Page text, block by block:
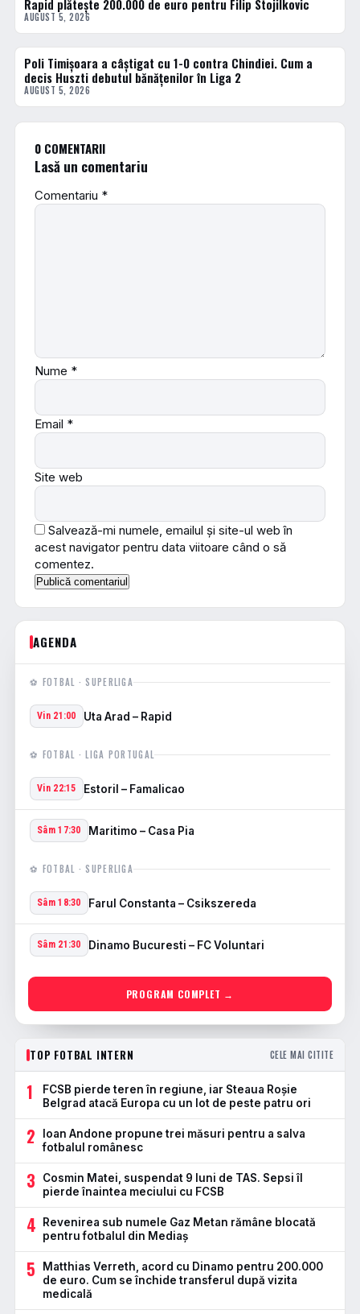
FOTBAL INTERN
Rapid plătește 200.000 de euro pentru Filip Stojilkovic
AUGUST 5, 2026
FOTBAL INTERN
Poli Timișoara a câștigat cu 1-0 contra Chindiei. Cum a
decis Huszti debutul bănățenilor în Liga 2
AUGUST 5, 2026
0 COMENTARII
Lasă un comentariu
Comentariu *
Nume *
Email *
Site web
Salvează-mi numele, emailul și site-ul web în
acest navigator pentru data viitoare când o să
comentez.
AGENDA
⚽ FOTBAL · SUPERLIGA
Vin 21:00 Uta Arad – Rapid
⚽ FOTBAL · LIGA PORTUGAL
Vin 22:15 Estoril – Famalicao
Sâm 17:30 Maritimo – Casa Pia
⚽ FOTBAL · SUPERLIGA
Sâm 18:30 Farul Constanta – Csikszereda
Sâm 21:30 Dinamo Bucuresti – FC Voluntari
PROGRAM COMPLET →
TOP FOTBAL INTERN CELE MAI CITITE
1
FCSB pierde teren în regiune, iar Steaua Roșie
Belgrad atacă Europa cu un lot de peste patru ori
2
Ioan Andone propune trei măsuri pentru a salva
fotbalul românesc
3
Cosmin Matei, suspendat 9 luni de TAS. Sepsi îl
pierde înaintea meciului cu FCSB
4
Revenirea sub numele Gaz Metan rămâne blocată
pentru fotbalul din Mediaș
5
Matthias Verreth, acord cu Dinamo pentru 200.000
de euro. Cum se închide transferul după vizita
medicală